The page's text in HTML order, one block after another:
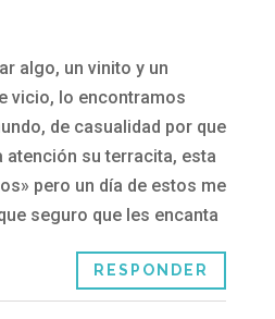
algo, un vinito y un
vicio, lo encontramos
de casualidad por que
atención su terracita, esta
pero un día de estos me
seguro que les encanta
RESPONDER